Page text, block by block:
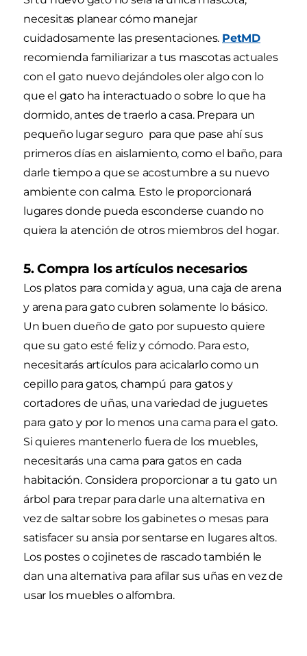
necesitas planear cómo manejar
cuidadosamente las presentaciones. PetMD
recomienda familiarizar a tus mascotas actuales
con el gato nuevo dejándoles oler algo con lo
que el gato ha interactuado o sobre lo que ha
dormido, antes de traerlo a casa. Prepara un
pequeño lugar seguro para que pase ahí sus
primeros días en aislamiento, como el baño, para
darle tiempo a que se acostumbre a su nuevo
ambiente con calma. Esto le proporcionará
lugares donde pueda esconderse cuando no
quiera la atención de otros miembros del hogar.
5. Compra los artículos necesarios
Los platos para comida y agua, una caja de arena
y arena para gato cubren solamente lo básico.
Un buen dueño de gato por supuesto quiere
que su gato esté feliz y cómodo. Para esto,
necesitarás artículos para acicalarlo como un
cepillo para gatos, champú para gatos y
cortadores de uñas, una variedad de juguetes
para gato y por lo menos una cama para el gato.
Si quieres mantenerlo fuera de los muebles,
necesitarás una cama para gatos en cada
habitación. Considera proporcionar a tu gato un
árbol para trepar para darle una alternativa en
vez de saltar sobre los gabinetes o mesas para
satisfacer su ansia por sentarse en lugares altos.
Los postes o cojinetes de rascado también le
dan una alternativa para afilar sus uñas en vez de
usar los muebles o alfombra.